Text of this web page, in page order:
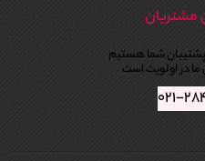
مشتریان
شما هستیم
در اولویت است